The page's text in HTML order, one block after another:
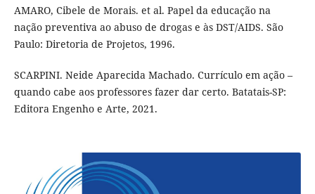
AMARO, Cibele de Morais. et al. Papel da educação na
nação preventiva ao abuso de drogas e às DST/AIDS. São
Paulo: Diretoria de Projetos, 1996.
SCARPINI. Neide Aparecida Machado. Currículo em ação –
quando cabe aos professores fazer dar certo. Batatais-SP:
Editora Engenho e Arte, 2021.